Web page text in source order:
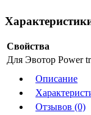
Свойства
Для Эвотор Power
Описание
Отзывов (0)